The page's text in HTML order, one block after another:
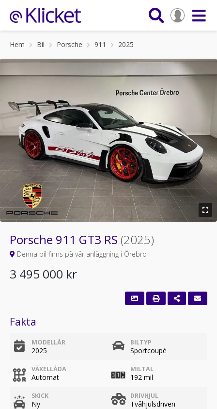
Hem Bil Porsche 911 2025
Porsche 911 GT3 RS (2025)
Denna bil finns på vår anläggning i Örebro
3 495 000 kr
Fakta
MODELLÅR
2025
BILTYP
Sportcoupé
VÄXELLÅDA
Automat
MILTAL
192 mil
SKICK
Ny
DRIVHJUL
Tvåhjulsdriven